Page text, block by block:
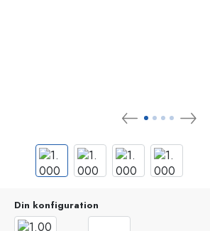
Din konfiguration